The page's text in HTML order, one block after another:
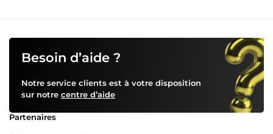
Besoin d’aide ?
Notre service clients est à votre disposition
sur notre centre d’aide
Partenaires